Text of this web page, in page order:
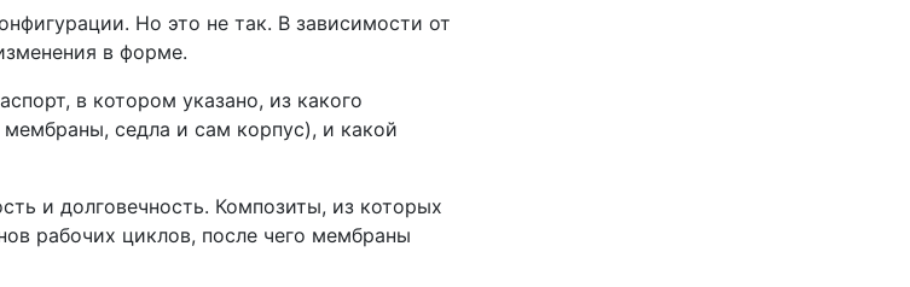
Но это не так. В зависимости от
в форме.
в котором указано, из какого
седла и сам корпус), и какой
и долговечность. Композиты, из которых
рабочих циклов, после чего мембраны